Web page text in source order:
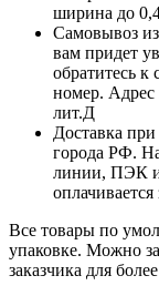
ширина до
Самовывоз из
вам придет
обратитесь к
номер. Адрес
лит.Д
Доставка
города РФ.
линии, ПЭК
оплачивается
Все товары по
упаковке. Можно
заказчика для